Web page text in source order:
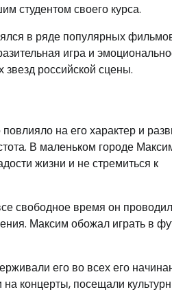
студентом своего курса.
в ряде популярных
игра и
российской сцены.
на его характер и
В маленьком городе
жизни и не стремиться к
свободное время он
Максим обожал играть в
его во всех его
концерты, посещали